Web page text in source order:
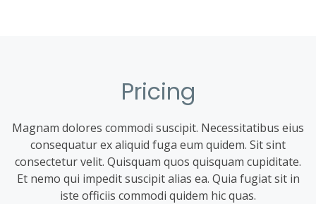
Pricing
Magnam dolores commodi suscipit. Necessitatibus eius
consequatur ex aliquid fuga eum quidem. Sit sint
consectetur velit. Quisquam quos quisquam cupiditate.
Et nemo qui impedit suscipit alias ea. Quia fugiat sit in
iste officiis commodi quidem hic quas.